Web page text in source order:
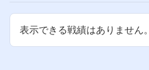
表示できる戦績はありません。